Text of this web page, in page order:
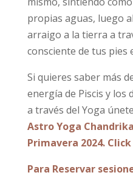
propias aguas, luego
arraigo a la tierra a
consciente de tus pies
Si quieres saber más
energía de Piscis y los
a través del Yoga
Astro Yoga
Primavera 2024.
Para Reservar